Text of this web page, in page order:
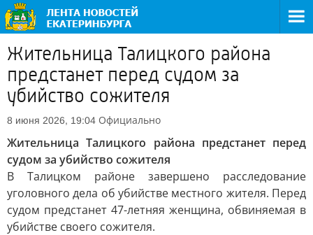
Жительница Талицкого района
предстанет перед судом за
убийство сожителя
8 июня 2026, 19:04 Официально
Жительница Талицкого района предстанет перед
судом за убийство сожителя
В Талицком районе завершено расследование
уголовного дела об убийстве местного жителя. Перед
судом предстанет 47-летняя женщина, обвиняемая в
убийстве своего сожителя.